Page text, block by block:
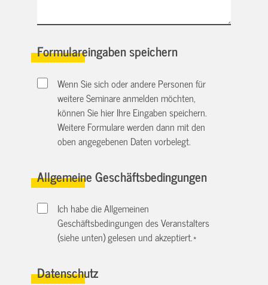
Formulareingaben speichern
Wenn Sie sich oder andere Personen für
weitere Seminare anmelden möchten,
können Sie hier Ihre Eingaben speichern.
Weitere Formulare werden dann mit den
oben angegebenen Daten vorbelegt.
Allgemeine Geschäftsbedingungen
Ich habe die Allgemeinen
Geschäftsbedingungen des Veranstalters
(siehe unten) gelesen und akzeptiert.*
Datenschutz